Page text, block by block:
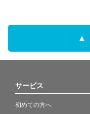
サービス
初めての方へ